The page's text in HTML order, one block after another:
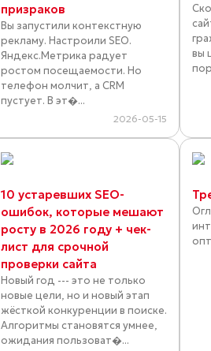
призраков
Вы запустили контекстную
рекламу. Настроили SEO.
Яндекс.Метрика радует
ростом посещаемости. Но
телефон молчит, а CRM
пустует. В эт�...
2026-05-15
вы
10 устаревших SEO-
ошибок, которые мешают
росту в 2026 году + чек-
лист для срочной
проверки сайта
Новый год --- это не только
новые цели, но и новый этап
жёсткой конкуренции в поиске.
Алгоритмы становятся умнее,
ожидания пользоват�...